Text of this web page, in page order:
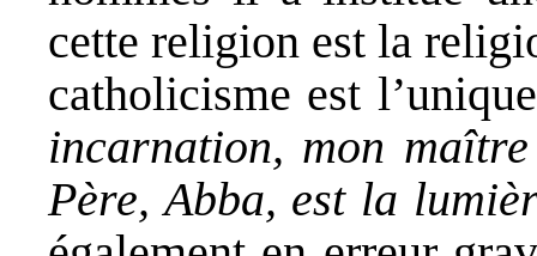
cette religion est la
catholicisme est
incarnation, mon
Père, Abba, est la